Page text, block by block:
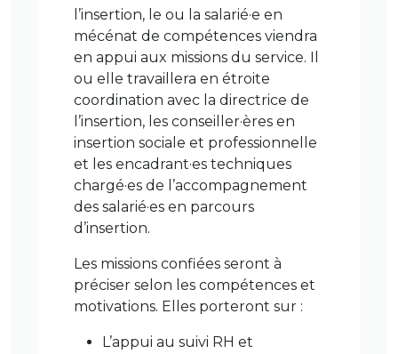
l’insertion, le ou la salarié·e en
mécénat de compétences viendra
en appui aux missions du service. Il
ou elle travaillera en étroite
coordination avec la directrice de
l’insertion, les conseiller·ères en
insertion sociale et professionnelle
et les encadrant·es techniques
chargé·es de l’accompagnement
des salarié·es en parcours
d’insertion.
Les missions confiées seront à
préciser selon les compétences et
motivations. Elles porteront sur :
L’appui au suivi RH et